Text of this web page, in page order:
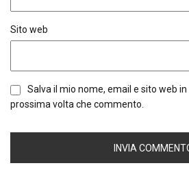
Sito web
Salva il mio nome, email e sito web
prossima volta che commento.